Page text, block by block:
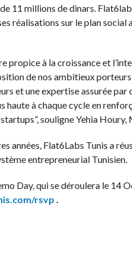
11 millions de dinars.
réalisations sur le plan
propice à la croissance et
de nos ambitieux
et une expertise assurée
haute à chaque cycle en
souligne Yehia
années, Flat6Labs Tunis a
entrepreneurial Tunisien.
Day, qui se déroulera le 14
rsvp .